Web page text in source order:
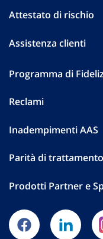
Attestato di rischio
Assistenza clienti
Programma di
Reclami
Inadempimenti AAS
Parità di trattamento
Prodotti Partner e